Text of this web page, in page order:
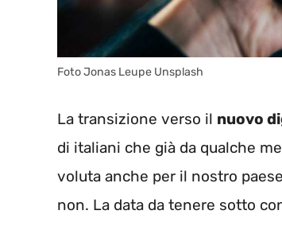
Foto Jonas Leupe Unsplash
La transizione verso il nuovo
di italiani che già da qualche
voluta anche per il nostro
non. La data da tenere sotto